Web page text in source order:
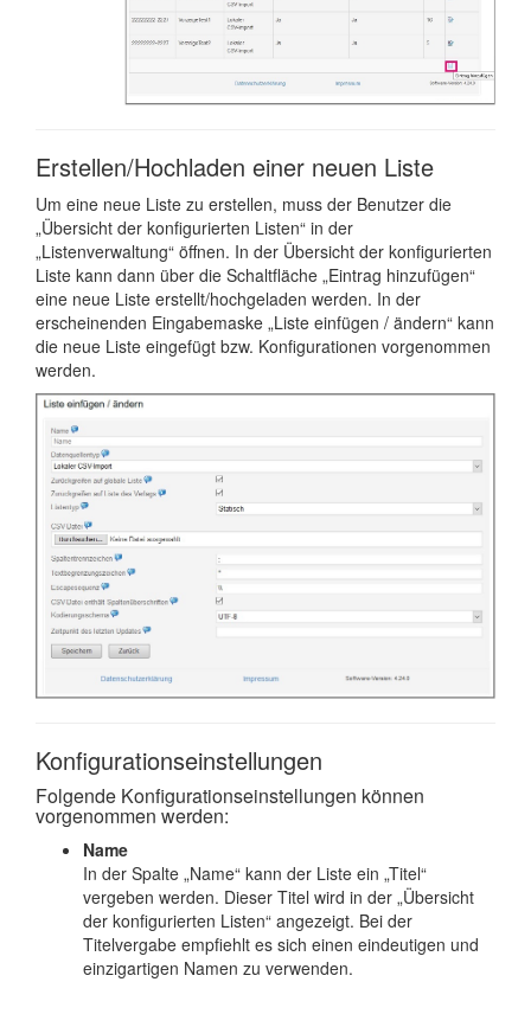
Erstellen/Hochladen einer neuen Liste
Um eine neue Liste zu erstellen, muss der Benutzer die
„Übersicht der konfigurierten Listen“ in der
„Listenverwaltung“ öffnen. In der Übersicht der konfigurierten
Liste kann dann über die Schaltfläche „Eintrag hinzufügen“
eine neue Liste erstellt/hochgeladen werden. In der
erscheinenden Eingabemaske „Liste einfügen / ändern“ kann
die neue Liste eingefügt bzw. Konfigurationen vorgenommen
werden.
Konfigurationseinstellungen
Folgende Konfigurationseinstellungen können
vorgenommen werden:
Name
In der Spalte „Name“ kann der Liste ein „Titel“
vergeben werden. Dieser Titel wird in der „Übersicht
der konfigurierten Listen“ angezeigt. Bei der
Titelvergabe empfiehlt es sich einen eindeutigen und
einzigartigen Namen zu verwenden.